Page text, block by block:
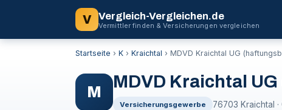
V Vergleich-Vergleichen.de
Vermittler finden & Versicherungen vergleichen
Startseite › K › Kraichtal › MDVD Kraichtal UG
M
MDVD Kraichtal
Versicherungsgewerbe 76703 Kraichtal